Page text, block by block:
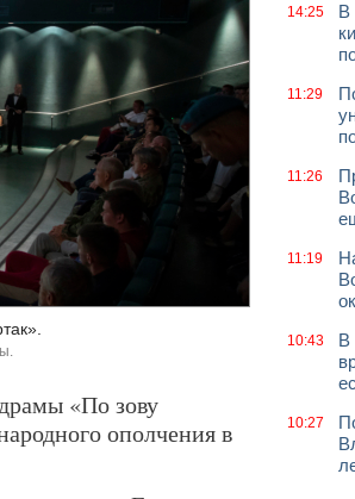
«По зову
ополчения в
14:25
В
11:29
11:26
11:19
10:43
В
10:27